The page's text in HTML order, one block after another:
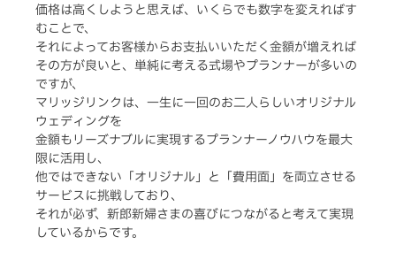
価格は高くしようと思えば、いくらでも数字を変えればす
むことで、
それによってお客様からお支払いいただく金額が増えれば
その方が良いと、単純に考える式場やプランナーが多いの
ですが、
マリッジリンクは、一生に一回のお二人らしいオリジナル
ウェディングを
金額もリーズナブルに実現するプランナーノウハウを最大
限に活用し、
他ではできない「オリジナル」と「費用面」を両立させる
サービスに挑戦しており、
それが必ず、新郎新婦さまの喜びにつながると考えて実現
しているからです。